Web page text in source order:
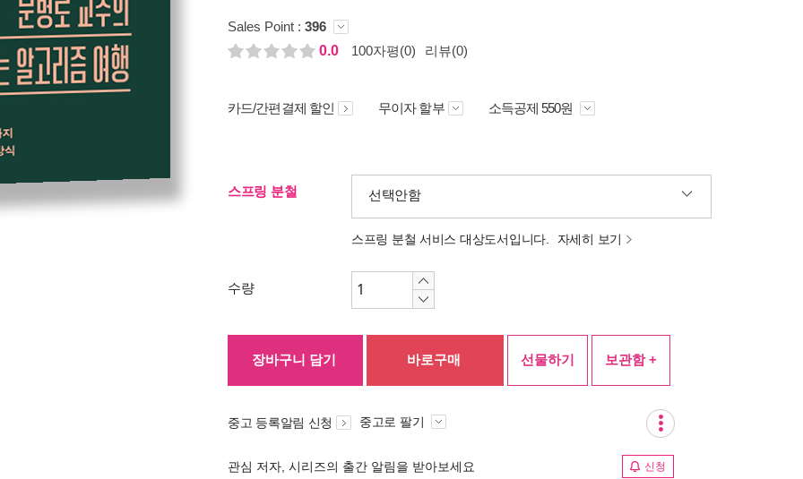
Sales Point : 396
0.0
100자평(0) 리뷰(0)
카드/간편결제 할인 무이자 할부 소득공제 550원
스프링 분철 선택안함
스프링 분철 서비스 대상도서입니다. 자세히 보기
수량
장바구니 담기 바로구매 선물하기 보관함 +
중고 등록알림 신청 중고로 팔기
관심 저자, 시리즈의 출간 알림을 받아보세요 신청